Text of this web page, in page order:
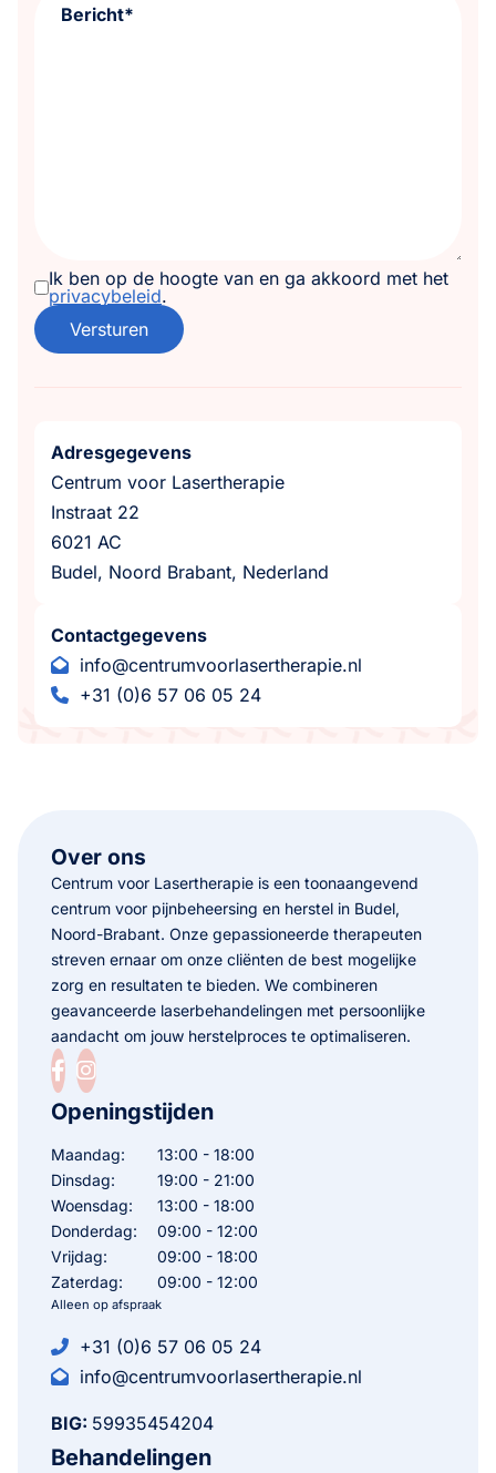
Bericht*
Ik ben op de hoogte van en ga akkoord met het
privacybeleid.
Versturen
Adresgegevens
Centrum voor Lasertherapie
Instraat 22
6021 AC
Budel, Noord Brabant, Nederland
Contactgegevens
info@centrumvoorlasertherapie.nl
+31 (0)6 57 06 05 24
Over ons
Centrum voor Lasertherapie is een toonaangevend
centrum voor pijnbeheersing en herstel in Budel,
Noord-Brabant. Onze gepassioneerde therapeuten
streven ernaar om onze cliënten de best mogelijke
zorg en resultaten te bieden. We combineren
geavanceerde laserbehandelingen met persoonlijke
aandacht om jouw herstelproces te optimaliseren.
Openingstijden
Maandag:
13:00 - 18:00
Dinsdag:
19:00 - 21:00
Woensdag:
13:00 - 18:00
Donderdag:
09:00 - 12:00
Vrijdag:
09:00 - 18:00
Zaterdag:
09:00 - 12:00
Alleen op afspraak
+31 (0)6 57 06 05 24
info@centrumvoorlasertherapie.nl
BIG: 59935454204
Behandelingen